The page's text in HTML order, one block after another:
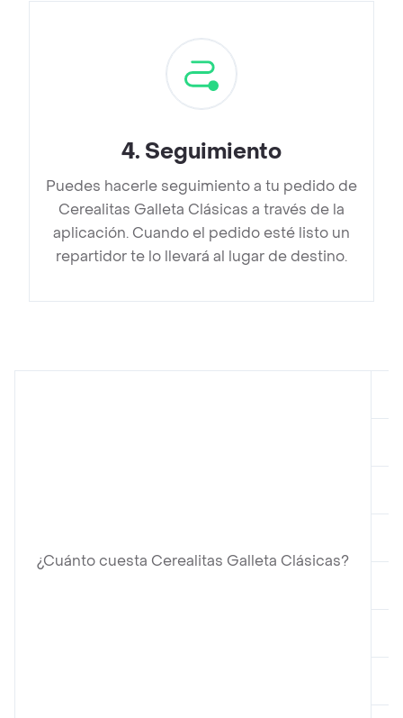
4. Seguimiento
Puedes hacerle seguimiento a tu pedido de
Cerealitas Galleta Clásicas a través de la
aplicación. Cuando el pedido esté listo un
repartidor te lo llevará al lugar de destino.
¿Cuánto cuesta Cerealitas Galleta Clásicas?